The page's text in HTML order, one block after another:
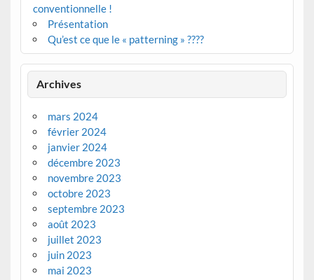
conventionnelle !
Présentation
Qu’est ce que le « patterning » ????
Archives
mars 2024
février 2024
janvier 2024
décembre 2023
novembre 2023
octobre 2023
septembre 2023
août 2023
juillet 2023
juin 2023
mai 2023